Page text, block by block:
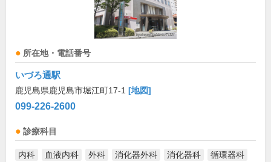
所在地・電話番号
いづろ通駅
鹿児島県鹿児島市堀江町17-1 [地図]
099-226-2600
診療科目
内科 血液内科 外科 消化器外科 消化器科
循環器科